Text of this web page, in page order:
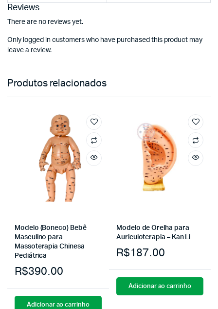
Reviews
There are no reviews yet.
Only logged in customers who have purchased this product may
leave a review.
Produtos relacionados
Modelo (Boneco) Bebê
Masculino para
Massoterapia Chinesa
Pediátrica
R$390.00
Adicionar ao carrinho
Modelo de Orelha para
Auriculoterapia – Kan Li
R$187.00
Adicionar ao carrinho